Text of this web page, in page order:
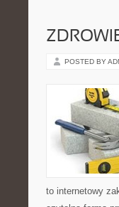
POSTED BY
to internetowy